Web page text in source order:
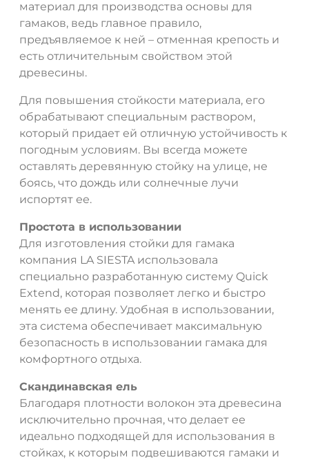
материал для производства основы для
гамаков, ведь главное правило,
предъявляемое к ней – отменная крепость и
есть отличительным свойством этой
древесины.
Для повышения стойкости материала, его
обрабатывают специальным раствором,
который придает ей отличную устойчивость к
погодным условиям. Вы всегда можете
оставлять деревянную стойку на улице, не
боясь, что дождь или солнечные лучи
испортят ее.
Простота в использовании
Для изготовления стойки для гамака
компания LA SIESTA использовала
специально разработанную систему Quick
Extend, которая позволяет легко и быстро
менять ее длину. Удобная в использовании,
эта система обеспечивает максимальную
безопасность в использовании гамака для
комфортного отдыха.
Скандинавская ель
Благодаря плотности волокон эта древесина
исключительно прочная, что делает ее
идеально подходящей для использования в
стойках, к которым подвешиваются гамаки и